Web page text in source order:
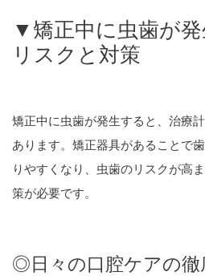
▼矯正中に虫歯が
リスクと対策
矯正中に虫歯が発生すると、治療
あります。矯正器具があることで
りやすくなり、虫歯のリスクが高
策が必要です。
◎日々の口腔ケアの徹